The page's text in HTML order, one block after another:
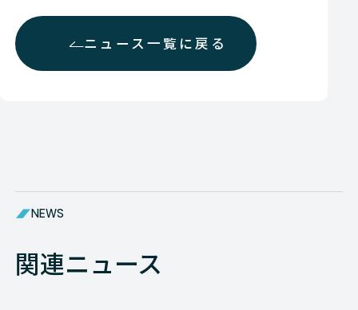
ニュース一覧に戻る
NEWS
関連ニュース